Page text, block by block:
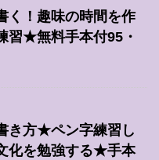
く！趣味の時間を作
習★無料手本付95・
き方★ペン字練習し
化を勉強する★手本